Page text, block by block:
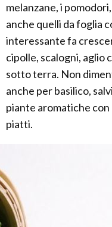
melanzane, i
anche quelli da foglia
interessante fa
cipolle, scalogni, aglio
sotto terra. Non
anche per basilico,
piante aromatiche
piatti.